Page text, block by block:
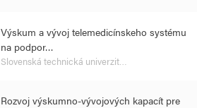
Výskum a vývoj telemedicínskeho systému
na podpor…
Slovenská technická univerzit…
Rozvoj výskumno-vývojových kapacít pre